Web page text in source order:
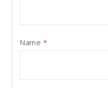
Name *